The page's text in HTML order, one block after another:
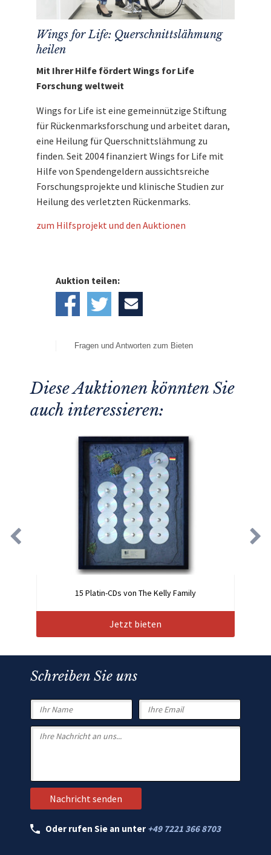
Wings for Life: Querschnittslähmung
heilen
Mit Ihrer Hilfe fördert Wings for Life
Forschung weltweit
Wings for Life ist eine gemeinnützige Stiftung
für Rückenmarksforschung und arbeitet daran,
eine Heilung für Querschnittslähmung zu
finden. Seit 2004 finanziert Wings for Life mit
Hilfe von Spendengeldern aussichtsreiche
Forschungsprojekte und klinische Studien zur
Heilung des verletzten Rückenmarks.
zum Hilfsprojekt und den Auktionen
Auktion teilen:
Fragen und Antworten zum Bieten
Diese Auktionen könnten Sie
auch interessieren:
15 Platin-CDs von The Kelly Family
Jetzt bieten
Schreiben Sie uns
Oder rufen Sie an unter +49 7221 366 8703